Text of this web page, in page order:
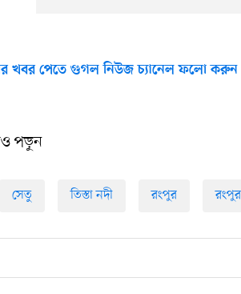
খবর পেতে গুগল নিউজ চ্যানেল ফলো করুন
পড়ুন
সেতু তিস্তা নদী রংপুর